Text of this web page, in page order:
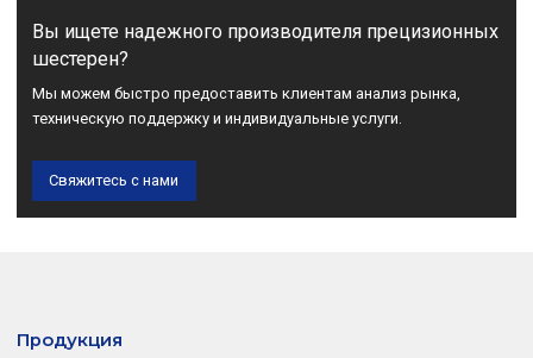
Вы ищете надежного производителя прецизионных
шестерен?
Мы можем быстро предоставить клиентам анализ рынка,
техническую поддержку и индивидуальные услуги.
Свяжитесь с нами
Продукция